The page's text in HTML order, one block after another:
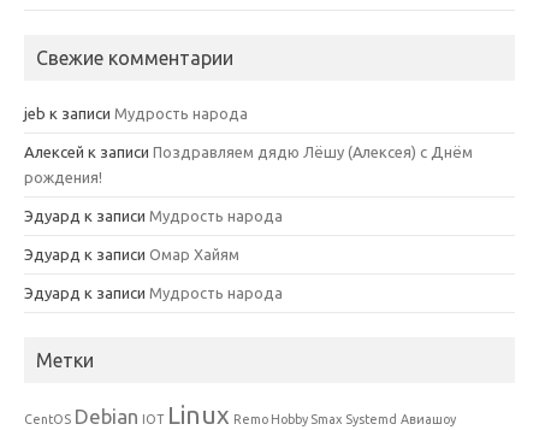
Свежие комментарии
jeb к записи Мудрость народа
Алексей к записи Поздравляем дядю Лёшу (Алексея) с Днём
рождения!
Эдуард к записи Мудрость народа
Эдуард к записи Омар Хайям
Эдуард к записи Мудрость народа
Метки
CentOS Debian IOT Linux Remo Hobby Smax Systemd Авиашоу